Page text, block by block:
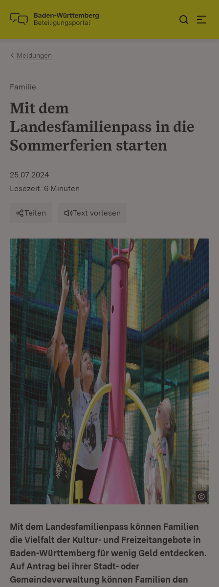
Zum Inhalt springen
Link zur Startseite
Meldungen
Familie
Mit dem
Landesfamilienpass in die
Sommerferien starten
25.07.2024
Lesezeit: 6 Minuten
Teilen Text vorlesen
Mit dem Landesfamilienpass können Familien
die Vielfalt der Kultur- und Freizeitangebote in
Baden-Württemberg für wenig Geld entdecken.
Auf Antrag bei ihrer Stadt- oder
Gemeindeverwaltung können Familien den